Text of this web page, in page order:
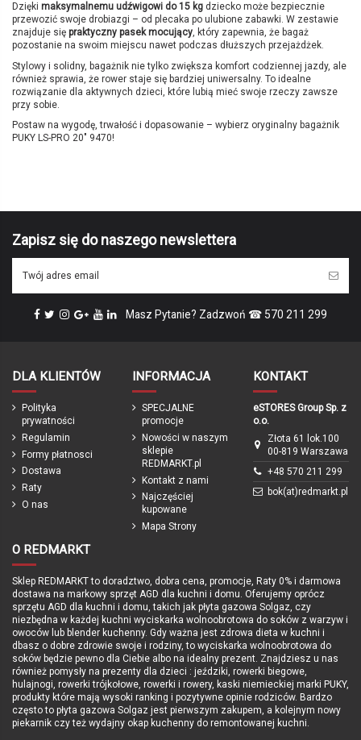
Dzięki maksymalnemu udźwigowi do 15 kg dziecko może bezpiecznie
przewozić swoje drobiazgi – od plecaka po ulubione zabawki. W zestawie
znajduje się praktyczny pasek mocujący, który zapewnia, że bagaż
pozostanie na swoim miejscu nawet podczas dłuższych przejażdżek.
Stylowy i solidny, bagażnik nie tylko zwiększa komfort codziennej jazdy, ale
również sprawia, że rower staje się bardziej uniwersalny. To idealne
rozwiązanie dla aktywnych dzieci, które lubią mieć swoje rzeczy zawsze
przy sobie.
Postaw na wygodę, trwałość i dopasowanie – wybierz oryginalny bagażnik
PUKY LS-PRO 20" 9470!
Gwarancja
ean13 4015731094705
Zapisz się do naszego newslettera
Masz Pytanie? Zadzwoń ☎ 570 211 299
DLA KLIENTÓW
Polityka
prywatności
Regulamin
Formy płatnosci
Dostawa
Raty
O nas
INFORMACJA
SPECJALNE
promocje
Nowości w naszym
sklepie
REDMARKT.pl
Kontakt z nami
Najczęściej
kupowane
Mapa Strony
KONTAKT
eSTORES Group Sp. z
o.o.
Złota 61 lok.100
00-819 Warszawa
+48 570 211 299
bok(at)redmarkt.pl
O REDMARKT
Sklep REDMARKT to doradztwo, dobra cena, promocje, Raty 0% i darmowa
dostawa na markowy sprzęt AGD dla kuchni i domu. Oferujemy oprócz
sprzętu AGD dla kuchni i domu, takich jak płyta gazowa Solgaz, czy
niezbędna w każdej kuchni wyciskarka wolnoobrotowa do soków z warzyw i
owoców lub blender kuchenny. Gdy ważna jest zdrowa dieta w kuchni i
dbasz o dobre zdrowie swoje i rodziny, to wyciskarka wolnoobrotowa do
soków będzie pewno dla Ciebie albo na idealny prezent. Znajdziesz u nas
również pomysły na prezenty dla dzieci : jeździki, rowerki biegowe,
hulajnogi, rowerki trójkołowe, rowerki i rowery, kaski niemieckiej marki PUKY,
produkty które mają wysoki ranking i pozytywne opinie rodziców. Bardzo
często to płyta gazowa Solgaz jest pierwszym zakupem, a kolejnym nowy
piekarnik czy też wydajny okap kuchenny do remontowanej kuchni.